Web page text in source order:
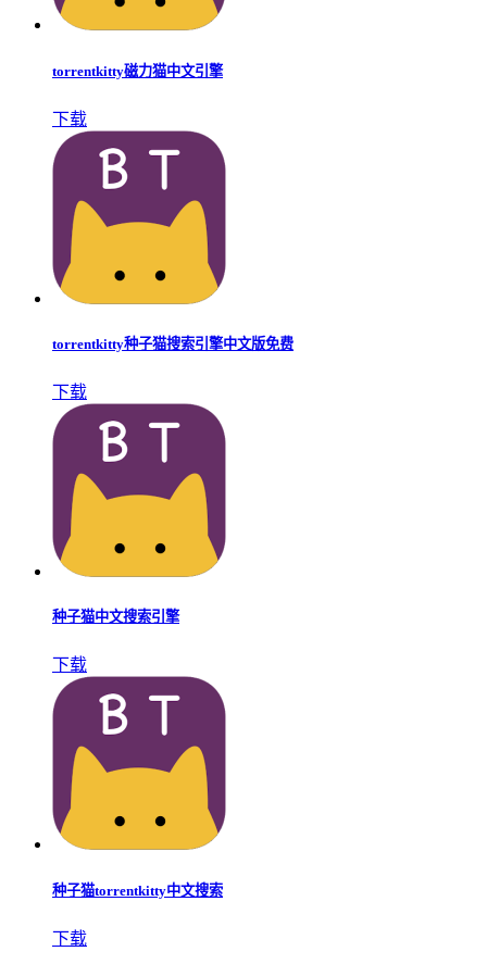
torrentkitty磁力猫中文引擎
下载
torrentkitty种子猫搜索引擎中文版免费
下载
种子猫中文搜索引擎
下载
种子猫torrentkitty中文搜索
下载